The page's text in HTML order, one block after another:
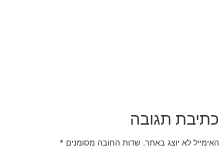
כתיבת תגובה
האימייל לא יוצג באתר. שדות החובה מסומנים *